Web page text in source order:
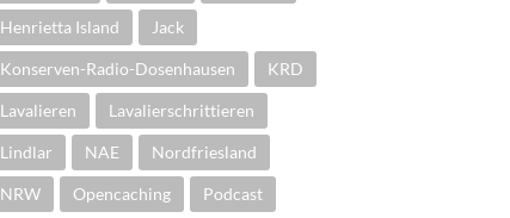
Henrietta Island Jack
Konserven-Radio-Dosenhausen KRD
Lavalieren Lavalierschrittieren
Lindlar NAE Nordfriesland
NRW Opencaching Podcast